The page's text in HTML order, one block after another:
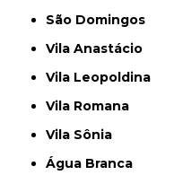
São Domingos
Vila Anastácio
Vila Leopoldina
Vila Romana
Vila Sônia
Água Branca